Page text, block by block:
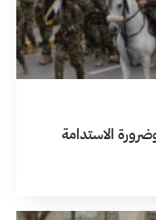
الاستدامة